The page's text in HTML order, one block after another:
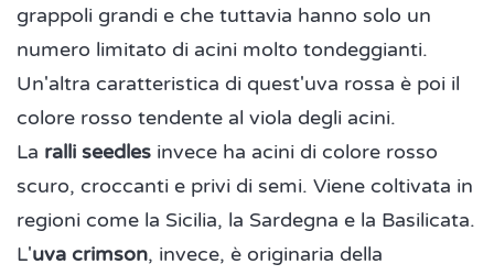
grappoli grandi e che tuttavia hanno solo un
numero limitato di acini molto tondeggianti.
Un'altra caratteristica di quest'uva rossa è poi il
colore rosso tendente al viola degli acini.
La ralli seedles invece ha acini di colore rosso
scuro, croccanti e privi di semi. Viene coltivata in
regioni come la Sicilia, la Sardegna e la Basilicata.
L'uva crimson, invece, è originaria della